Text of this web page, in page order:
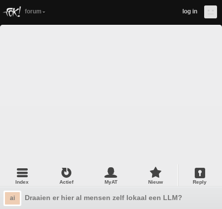
forum log in
Index Actief MyAT Nieuw Reply
ai Draaien er hier al mensen zelf lokaal een LLM?